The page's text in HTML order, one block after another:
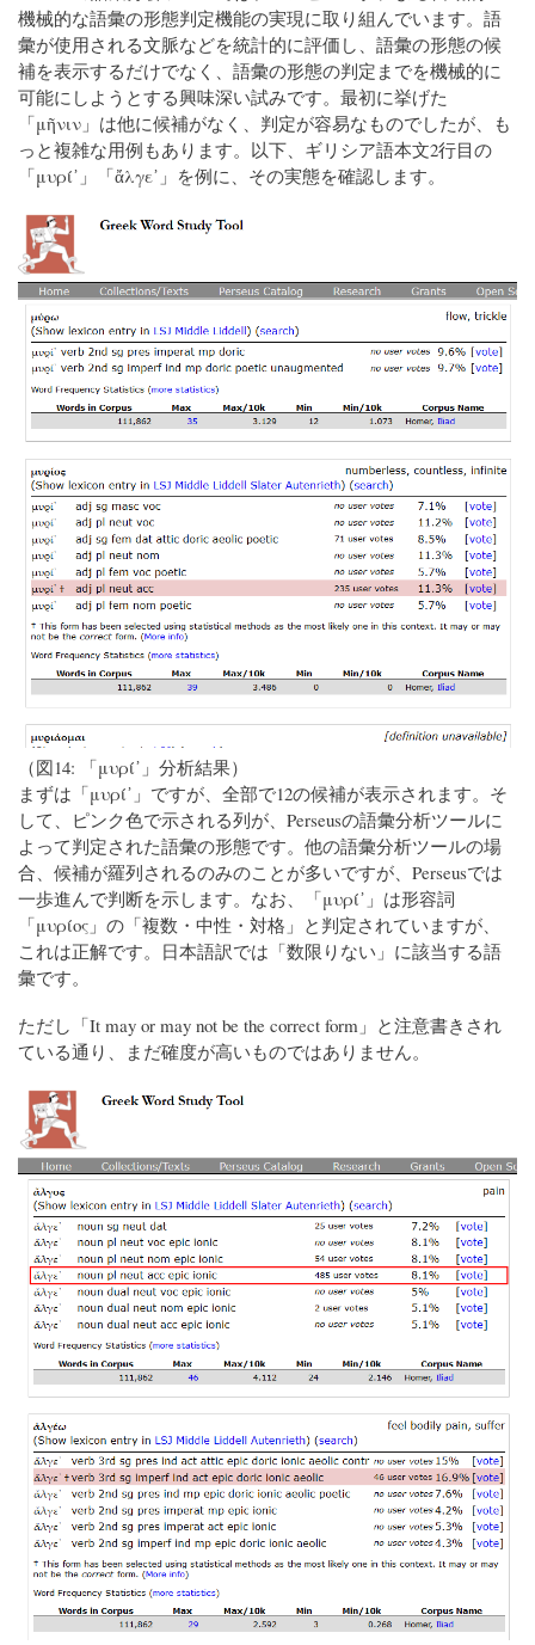
機械的な語彙の形態判定機能の実現に取り組んでいます。語
彙が使用される文脈などを統計的に評価し、語彙の形態の候
補を表示するだけでなく、語彙の形態の判定までを機械的に
可能にしようとする興味深い試みです。最初に挙げた
「μῆνιν」は他に候補がなく、判定が容易なものでしたが、も
っと複雑な用例もあります。以下、ギリシア語本文2行目の
「μυρί᾽」「ἄλγε᾽」を例に、その実態を確認します。
（図14: 「μυρί᾽」分析結果）
まずは「μυρί᾽」ですが、全部で12の候補が表示されます。そ
して、ピンク色で示される列が、Perseusの語彙分析ツールに
よって判定された語彙の形態です。他の語彙分析ツールの場
合、候補が羅列されるのみのことが多いですが、Perseusでは
一歩進んで判断を示します。なお、「μυρί᾽」は形容詞
「μυρίος」の「複数・中性・対格」と判定されていますが、
これは正解です。日本語訳では「数限りない」に該当する語
彙です。
ただし「It may or may not be the correct form」と注意書きされ
ている通り、まだ確度が高いものではありません。